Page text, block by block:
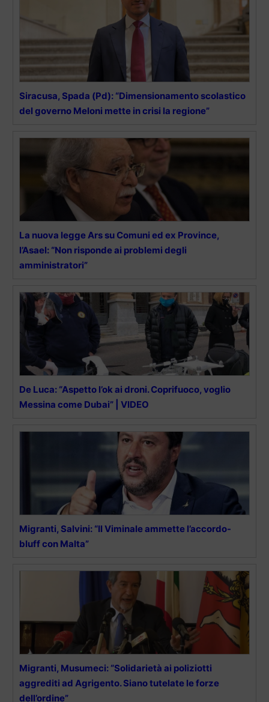
Siracusa, Spada (Pd): “Dimensionamento scolastico
del governo Meloni mette in crisi la regione”
La nuova legge Ars su Comuni ed ex Province,
l’Asael: “Non risponde ai problemi degli
amministratori”
De Luca: “Aspetto l’ok ai droni. Coprifuoco, voglio
Messina come Dubai” | VIDEO
Migranti, Salvini: “Il Viminale ammette l’accordo-
bluff con Malta”
Migranti, Musumeci: “Solidarietà ai poliziotti
aggrediti ad Agrigento. Siano tutelate le forze
dell’ordine”